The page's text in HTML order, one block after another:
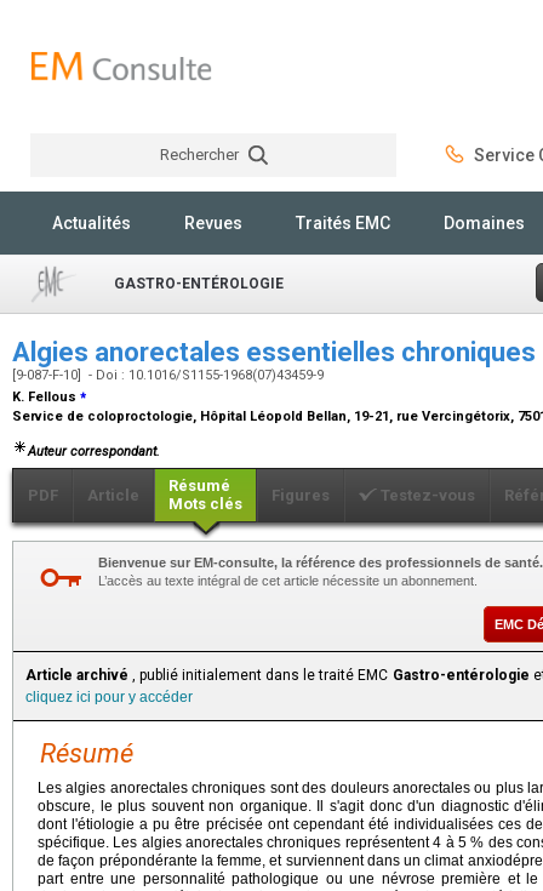
Rechercher Service
Actualités Revues Traités EMC Domaines
GASTRO-ENTÉROLOGIE
Algies anorectales essentielles chroniques
[9-087-F-10] - Doi : 10.1016/S1155-1968(07)43459-9
K. Fellous ⁎
Service de coloproctologie, Hôpital Léopold Bellan, 19-21, rue Vercingétorix,
Auteur correspondant.
PDF Article
Résumé
Mots clés
Figures Testez-vous
Bienvenue sur EM-consulte, la référence des professionnels de santé.
L’accès au texte intégral de cet article nécessite un abonnement.
EMC
Article archivé , publié initialement dans le traité EMC Gastro-entérologie
cliquez ici pour y accéder
Résumé
Les algies anorectales chroniques sont des douleurs anorectales ou plus
obscure, le plus souvent non organique. Il s'agit donc d'un diagnostic
dont l'étiologie a pu être précisée ont cependant été individualisées ces
spécifique. Les algies anorectales chroniques représentent 4 à 5 % des
de façon prépondérante la femme, et surviennent dans un climat
part entre une personnalité pathologique ou une névrose première et